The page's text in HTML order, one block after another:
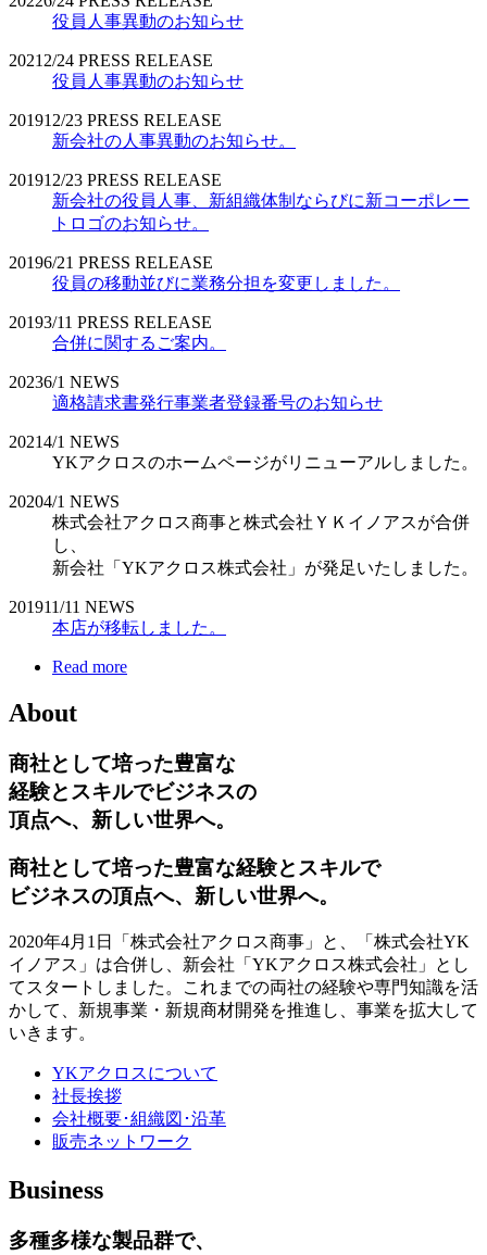
役員人事異動のお知らせ
2021 2/24 PRESS RELEASE
役員人事異動のお知らせ
201912/23 PRESS RELEASE
新会社の人事異動のお知らせ。
201912/23 PRESS RELEASE
新会社の役員人事、新組織体制ならびに新コーポレー
トロゴのお知らせ。
20196/21 PRESS RELEASE
役員の移動並びに業務分担を変更しました。
20193/11 PRESS RELEASE
合併に関するご案内。
20236/1 NEWS
適格請求書発行事業者登録番号のお知らせ
20214/1 NEWS
YKアクロスのホームページがリニューアルしました。
20204/1 NEWS
株式会社アクロス商事と株式会社ＹＫイノアスが合併
し、
新会社「YKアクロス株式会社」が発足いたしました。
201911/11 NEWS
本店が移転しました。
Read more
About
商社として培った豊富な
経験とスキルでビジネスの
頂点へ、新しい世界へ。
商社として培った豊富な経験とスキルで
ビジネスの頂点へ、新しい世界へ。
2020年4月1日「株式会社アクロス商事」と、「株式会社YK
イノアス」は合併し、新会社「YKアクロス株式会社」とし
てスタートしました。これまでの両社の経験や専門知識を活
かして、新規事業・新規商材開発を推進し、事業を拡大して
いきます。
YKアクロスについて
社長挨拶
会社概要･組織図･沿革
販売ネットワーク
Business
多種多様な製品群で、